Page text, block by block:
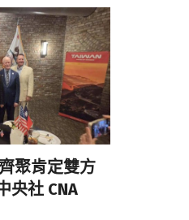
聚肯定雙方
央社 CNA